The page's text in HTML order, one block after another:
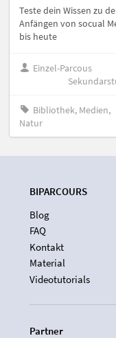
Teste dein Wissen zu
Anfängen von socual
bis heute
Einzel-Parcous
Bibliothek, Medien,
Natur
BIPARCOURS
Blog
FAQ
Kontakt
Material
Videotutorials
Partner